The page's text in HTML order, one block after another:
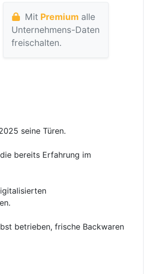
Mit Premium alle
Unternehmens-Daten
freischalten.
seine Türen.
bereits Erfahrung im
betrieben, frische Backwaren